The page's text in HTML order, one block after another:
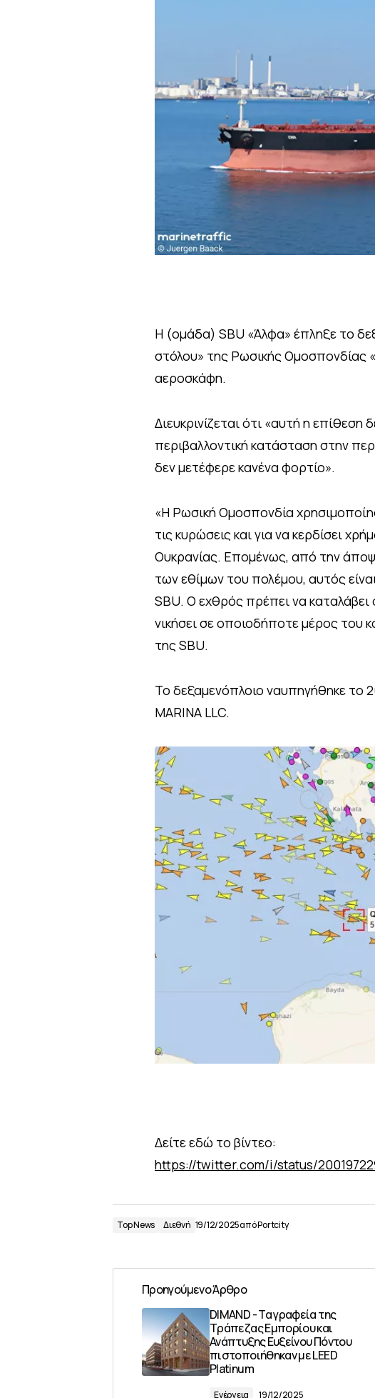
Η (ομάδα) SBU «Άλφα» έπληξε το
στόλου» της Ρωσικής Ομοσπονδίας
αεροσκάφη.
Διευκρινίζεται ότι «αυτή η επίθεση
περιβαλλοντική κατάσταση στην
δεν μετέφερε κανένα φορτίο».
«Η Ρωσική Ομοσπονδία
τις κυρώσεις και για να κερδίσει
Ουκρανίας. Επομένως, από την
των εθίμων του πολέμου, αυτός
SBU. Ο εχθρός πρέπει να καταλάβει
νικήσει σε οποιοδήποτε μέρος του
της SBU.
Το δεξαμενόπλοιο ναυπηγήθηκε το
MARINA LLC.
Δείτε εδώ το βίντεο:
https://twitter.com/i/status/
Top News Διεθνή 19/12/2025απόPortcity
Προηγούμενο Άρθρο
DIMAND - Τα γραφεία της
Τράπεζας Εμπορίου και
Ανάπτυξης Ευξείνου Πόντου
πιστοποιήθηκαν με LEED
Platinum
Ενέργεια 19/12/2025